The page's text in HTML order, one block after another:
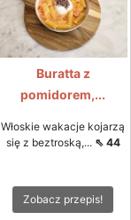
Buratta z
pomidorem,...
Włoskie wakacje kojarzą
się z beztroską,... ⇖ 44
Zobacz przepis!